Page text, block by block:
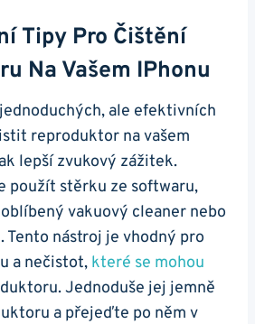
Tipy Pro Čištění
Na Vašem IPhonu
ale efektivních
reproduktor na vašem
lepší zvukový zážitek.
použít stěrku ze softwaru,
vakuový cleaner nebo
Tento nástroj je vhodný pro
a nečistot, které se mohou
Jednoduše jej jemně
a přejeďte po něm v